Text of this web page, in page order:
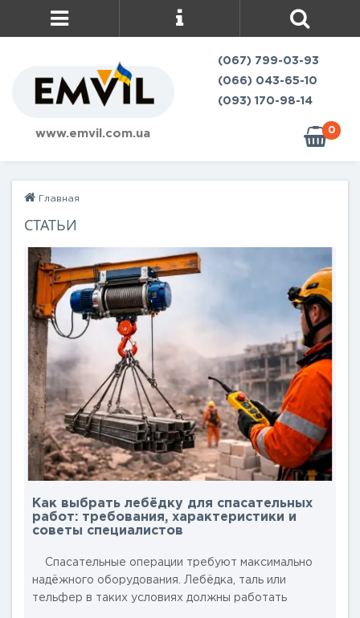
www.emvil.com.ua
(067) 799-03-93
(066) 043-65-10
(093) 170-98-14
0
Главная
СТАТЬИ
Как выбрать лебёдку для спасательных
работ: требования, характеристики и
советы специалистов
Спасательные операции требуют максимально
надёжного оборудования. Лебёдка, таль или
тельфер в таких условиях должны работать